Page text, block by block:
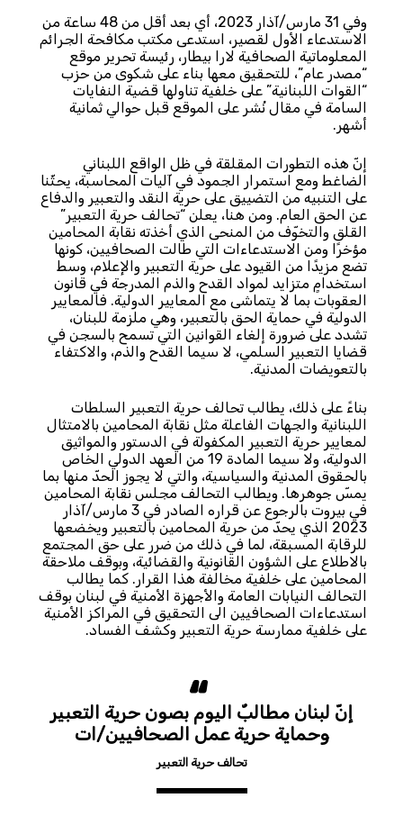
وفي 31 مارس/آذار 2023، أي بعد أقل من 48 ساعة من
الاستدعاء الأول لقصير، استدعى مكتب مكافحة الجرائم
المعلوماتية الصحافية لارا بيطار، رئيسة تحرير موقع
“مصدر عام”، للتحقيق معها بناء على شكوى من حزب
“القوات اللبنانية” على خلفية تناولها قضية النفايات
السامة في مقال نُشر على الموقع قبل حوالي ثمانية
أشهر.
إنّ هذه التطورات المقلقة في ظل الواقع اللبناني
الضاغط ومع استمرار الجمود في آليات المحاسبة، يحثّنا
على التنبيه من التضييق على حرية النقد والتعبير والدفاع
عن الحق العام. ومن هنا، يعلن “تحالف حرية التعبير”
القلق والتخوّف من المنحى الذي أخذته نقابة المحامين
مؤخرًا ومن الاستدعاءات التي طالت الصحافيين، كونها
تضع مزيدًا من القيود على حرية التعبير والإعلام، وسط
استخدامٍ متزايد لمواد القدح والذم المدرجة في قانون
العقوبات بما لا يتماشى مع المعايير الدولية. فالمعايير
الدولية في حماية الحق بالتعبير، وهي ملزمة للبنان،
تشدد على ضرورة إلغاء القوانين التي تسمح بالسجن في
قضايا التعبير السلمي، لا سيما القدح والذم، والاكتفاء
بالتعويضات المدنية.
بناءً على ذلك، يطالب تحالف حرية التعبير السلطات
اللبنانية والجهات الفاعلة مثل نقابة المحامين بالامتثال
لمعايير حرية التعبير المكفولة في الدستور والمواثيق
الدولية، ولا سيما المادة 19 من العهد الدولي الخاص
بالحقوق المدنية والسياسية، والتي لا يجوز الحدّ منها بما
يمسّ جوهرها. ويطالب التحالف مجلس نقابة المحامين
في بيروت بالرجوع عن قراره الصادر في 3 مارس/آذار
2023 الذي يحدّ من حرية المحامين بالتعبير ويخضعها
للرقابة المسبقة، لما في ذلك من ضرر على حق المجتمع
بالاطلاع على الشؤون القانونية والقضائية، وبوقف ملاحقة
المحامين على خلفية مخالفة هذا القرار. كما يطالب
التحالف النيابات العامة والأجهزة الأمنية في لبنان بوقف
استدعاءات الصحافيين الى التحقيق في المراكز الأمنية
على خلفية ممارسة حرية التعبير وكشف الفساد.
إنّ لبنان مطالبٌ اليوم بصون حرية التعبير
وحماية حرية عمل الصحافيين/ات
تحالف حرية التعبير